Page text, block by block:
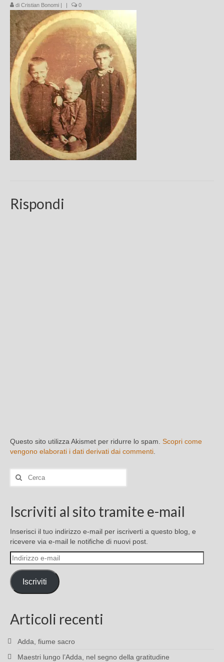
Chi sono
FAQ
Contatti
di Cristian Bonomi | | 0
Rispondi
Questo sito utilizza Akismet per ridurre lo spam. Scopri come
vengono elaborati i dati derivati dai commenti
Cerca:
Iscriviti al sito tramite e-mail
Inserisci il tuo indirizzo e-mail per iscriverti a questo blog, e
ricevere via e-mail le notifiche di nuovi post.
Indirizzo
e-
mail
Iscriviti
Articoli recenti
Adda, fiume sacro
Maestri lungo l’Adda, nel segno della gratitudine